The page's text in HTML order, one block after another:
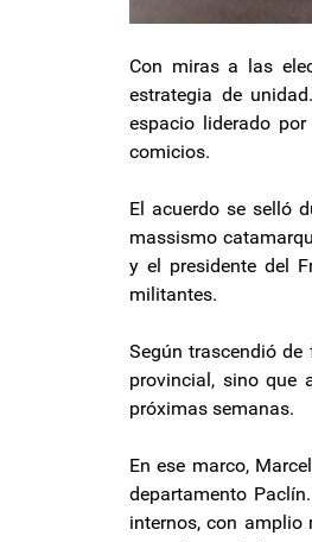
Con miras a las
estrategia de
espacio liderado
comicios.
El acuerdo se selló
massismo
y el presidente del
militantes.
Según trascendió
provincial, sino que
próximas semanas.
En ese marco,
departamento
internos, con amplio